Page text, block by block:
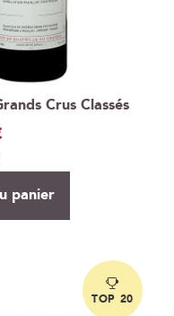
Crus Classés
panier
TOP 20